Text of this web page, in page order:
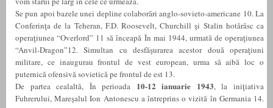
Se pun apoi bazele unei depline colaborări anglo-sovieto-americane 10. La
Conferinţa de la Teheran, F.D. Roosevelt, Churchill şi Stalin hotărăsc ca
operaţiunea “Overlord” 11 să înceapă În mai 1944, urmată de operaţiunea
“Anvil-Dragon”12. Simultan cu desfăşurarea acestor două operaţiuni
militare, ce inaugurau frontul de vest european, urma să aibă loc o
puternică ofensivă sovietică pe frontul de est 13.
De partea cealaltă, În perioada 10-12 ianuarie 1943, la iniţiativa
Fuhrerului, Mareşalul Ion Antonescu a întreprins o vizită în Germania 14.